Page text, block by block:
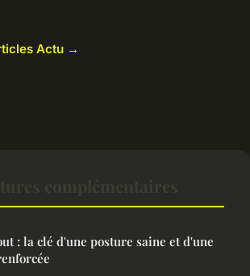
Actu →
: la clé d'une posture saine et d'une